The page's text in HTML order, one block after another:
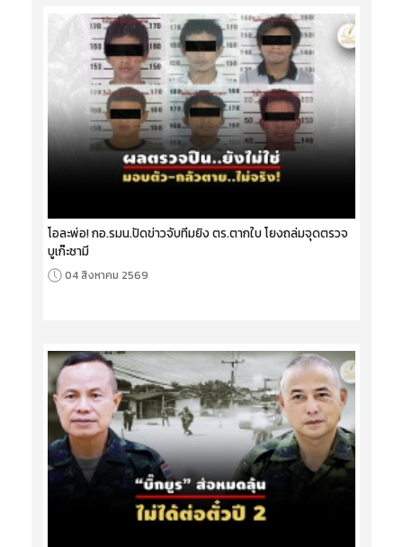
โอละพ่อ! กอ.รมน.ปัดข่าวจับทีมยิง ตร.ตากใบ โยงถล่มจุดตรวจ
บูเก๊ะซามี
04 สิงหาคม 2569